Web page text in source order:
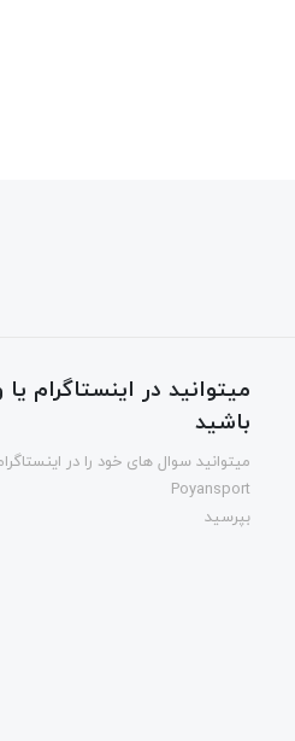
میتوانید در اینستاگرام
باشید
میتوانید سوال های خود را در
Poyansport
بپرسید